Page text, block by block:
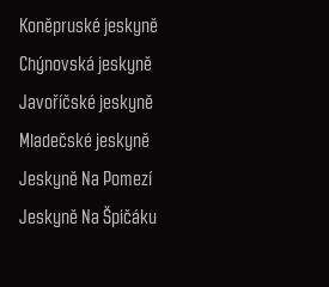
Koněpruské jeskyně
Chýnovská jeskyně
Javoříčské jeskyně
Mladečské jeskyně
Jeskyně Na Pomezí
Jeskyně Na Špičáku